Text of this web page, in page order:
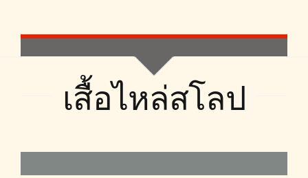
เสื้อไหล่สโลป